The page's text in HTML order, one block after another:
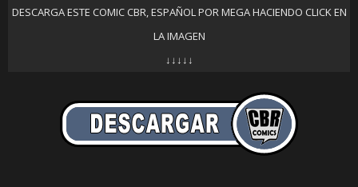
DESCARGA ESTE COMIC CBR, ESPAÑOL POR MEGA HACIENDO CLICK EN
LA IMAGEN
↓↓↓↓↓